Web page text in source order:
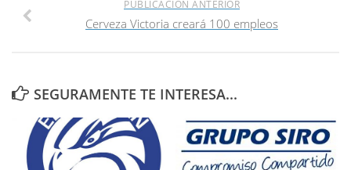
PUBLICACIÓN ANTERIOR
Cerveza Victoria creará 100 empleos
SEGURAMENTE TE INTERESA...